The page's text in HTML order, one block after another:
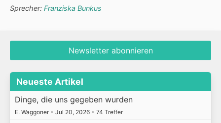
Sprecher: Franziska Bunkus
Newsletter abonnieren
Neueste Artikel
Dinge, die uns gegeben wurden
E. Waggoner • Jul 20, 2026 • 74 Treffer